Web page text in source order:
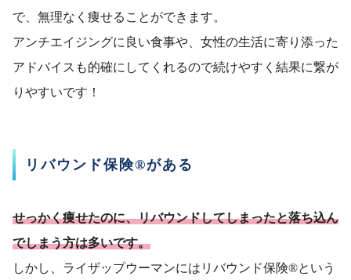
で、無理なく痩せることができます。
アンチエイジングに良い食事や、女性の生活に寄り添った
アドバイスも的確にしてくれるので続けやすく結果に繋が
りやすいです！
リバウンド保険®がある
せっかく痩せたのに、リバウンドしてしまったと落ち込ん
でしまう方は多いです。
しかし、ライザップウーマンにはリバウンド保険®という